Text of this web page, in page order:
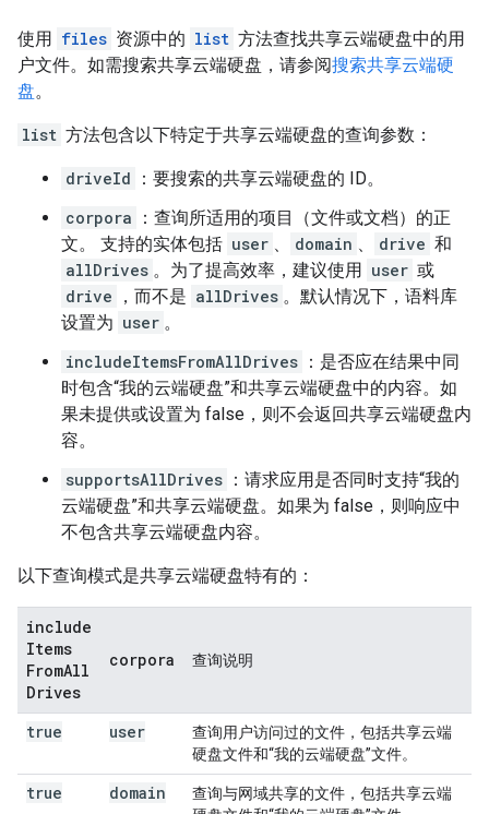
使用 files 资源中的 list 方法查找共享云端硬盘中的用
户文件。如需搜索共享云端硬盘，请参阅搜索共享云端硬
盘。
list 方法包含以下特定于共享云端硬盘的查询参数：
driveId
：要搜索的共享云端硬盘的 ID。
corpora
：查询所适用的项目（文件或文档）的正
文。 支持的实体包括 user 、 domain 、 drive 和
allDrives 。为了提高效率，建议使用 user 或
drive
，而不是 allDrives 。默认情况下，语料库
设置为 user 。
includeItemsFromAllDrives ：是否应在结果中同
时包含“我的云端硬盘”和共享云端硬盘中的内容。如
果未提供或设置为 false，则不会返回共享云端硬盘内
容。
supportsAllDrives ：请求应用是否同时支持“我的
云端硬盘”和共享云端硬盘。如果为 false，则响应中
不包含共享云端硬盘内容。
以下查询模式是共享云端硬盘特有的：
include
Items
FromAll
Drives
corpora 查询说明
true user
查询用户访问过的文件，包括共享云端
硬盘文件和“我的云端硬盘”文件。
true domain
查询与网域共享的文件，包括共享云端